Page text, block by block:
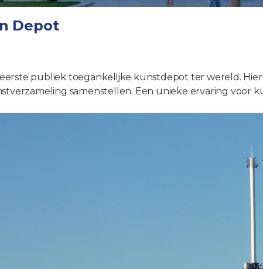
Depot
publiek toegankelijke kunstdepot ter wereld.
samenstellen. Een unieke ervaring voor